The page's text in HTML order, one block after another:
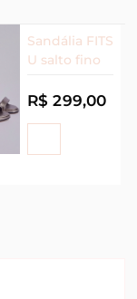
Sandália FITS
U salto fino
R$ 299,00